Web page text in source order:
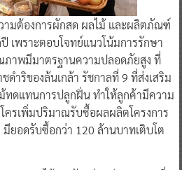
ามต้องการผักสด ผลไม้ และผลิตภัณฑ์
เพราะตอบโจทย์แนวโน้มการรักษา
าพมีมาตรฐานความปลอดภัยสูง ที่
ดำริของล้นเกล้า รัชกาลที่ 9 ที่ส่งเสริม
ทดแทนการปลูกฝิ่น ทำให้ลูกค้ามีความ
ครเพิ่มปริมาณรับซื้อผลผลิตโครงการ
ยอดรับซื้อกว่า 120 ล้านบาทเติบโต